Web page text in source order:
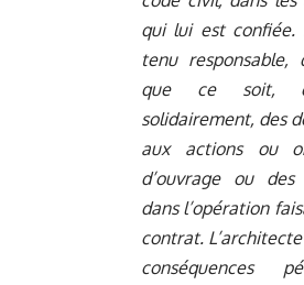
qui lui est
tenu responsable,
que ce soit,
solidairement, des
aux actions ou
d’ouvrage ou
dans l’opération
contrat.
conséquences